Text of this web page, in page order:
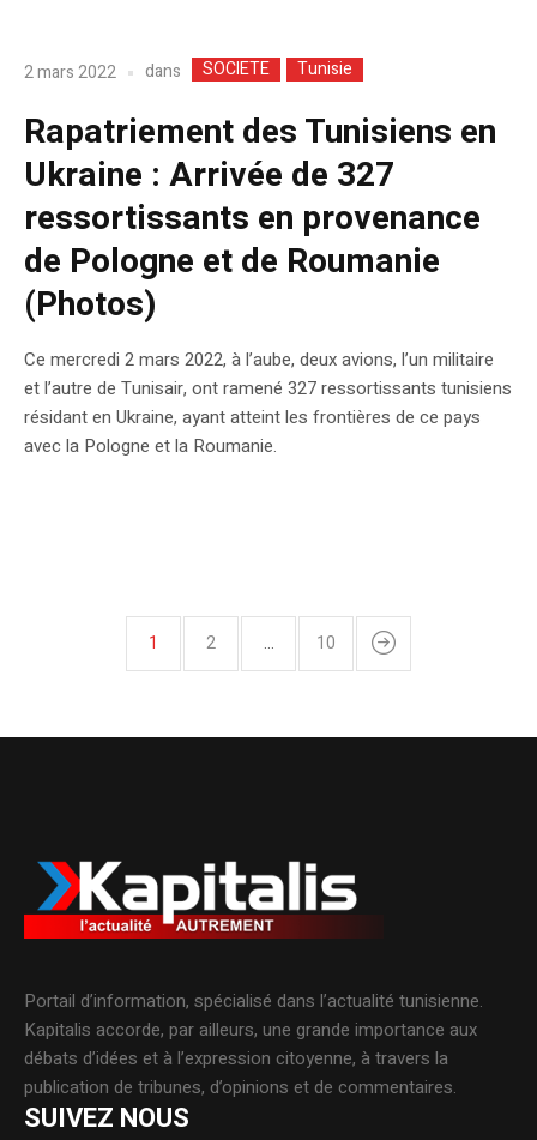
2 mars 2022 dans SOCIETE Tunisie
Rapatriement des Tunisiens en
Ukraine : Arrivée de 327
ressortissants en provenance
de Pologne et de Roumanie
(Photos)
Ce mercredi 2 mars 2022, à l’aube, deux avions, l’un militaire
et l’autre de Tunisair, ont ramené 327 ressortissants tunisiens
résidant en Ukraine, ayant atteint les frontières de ce pays
avec la Pologne et la Roumanie.
1 2 … 10
Portail d’information, spécialisé dans l’actualité tunisienne.
Kapitalis accorde, par ailleurs, une grande importance aux
débats d’idées et à l’expression citoyenne, à travers la
publication de tribunes, d’opinions et de commentaires.
SUIVEZ NOUS